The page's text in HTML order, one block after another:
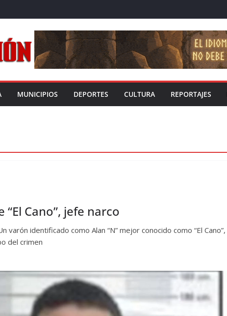
MUNICIPIOS DEPORTES CULTURA REPORTAJES
“El Cano”, jefe narco
varón identificado como Alan “N” mejor conocido como “El Cano”,
del crimen